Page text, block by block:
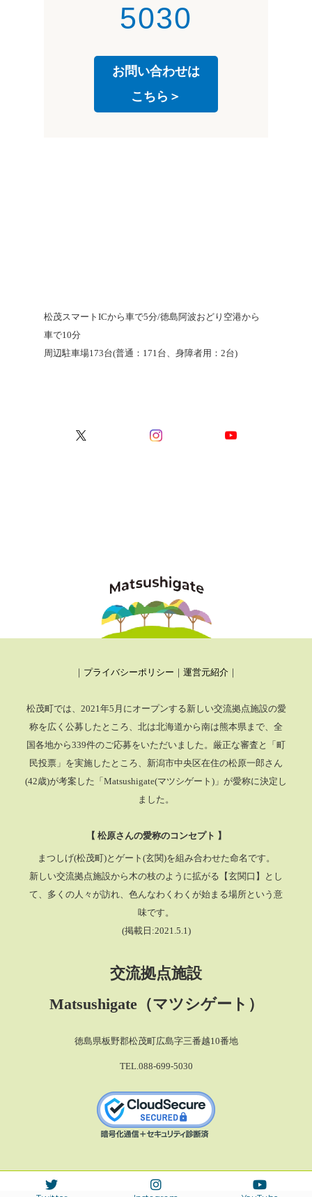
5030
お問い合わせは
こちら＞
松茂スマートICから車で5分/徳島阿波おどり空港から
車で10分
周辺駐車場173台(普通：171台、身障者用：2台)
｜ プライバシーポリシー ｜ 運営元紹介 ｜
松茂町では、2021年5月にオープンする新しい交流拠点施設の愛
称を広く公募したところ、 北は北海道から南は熊本県まで、全
国各地から339件のご応募をいただいました。厳正な審査と「町
民投票」を実施したところ、 新潟市中央区在住の松原一郎さん
(42歳)が考案した「Matsushigate(マツシゲート)」が愛称に決定し
ました。
【 松原さんの愛称のコンセプト 】
まつしげ(松茂町)とゲート(玄関)を組み合わせた命名です。
新しい交流拠点施設から木の枝のように拡がる【玄関口】とし
て、多くの人々が訪れ、色んなわくわくが始まる場所という意
味です。
(掲載日:2021.5.1)
交流拠点施設
Matsushigate（マツシゲート）
徳島県板野郡松茂町広島字三番越10番地
TEL.088-699-5030